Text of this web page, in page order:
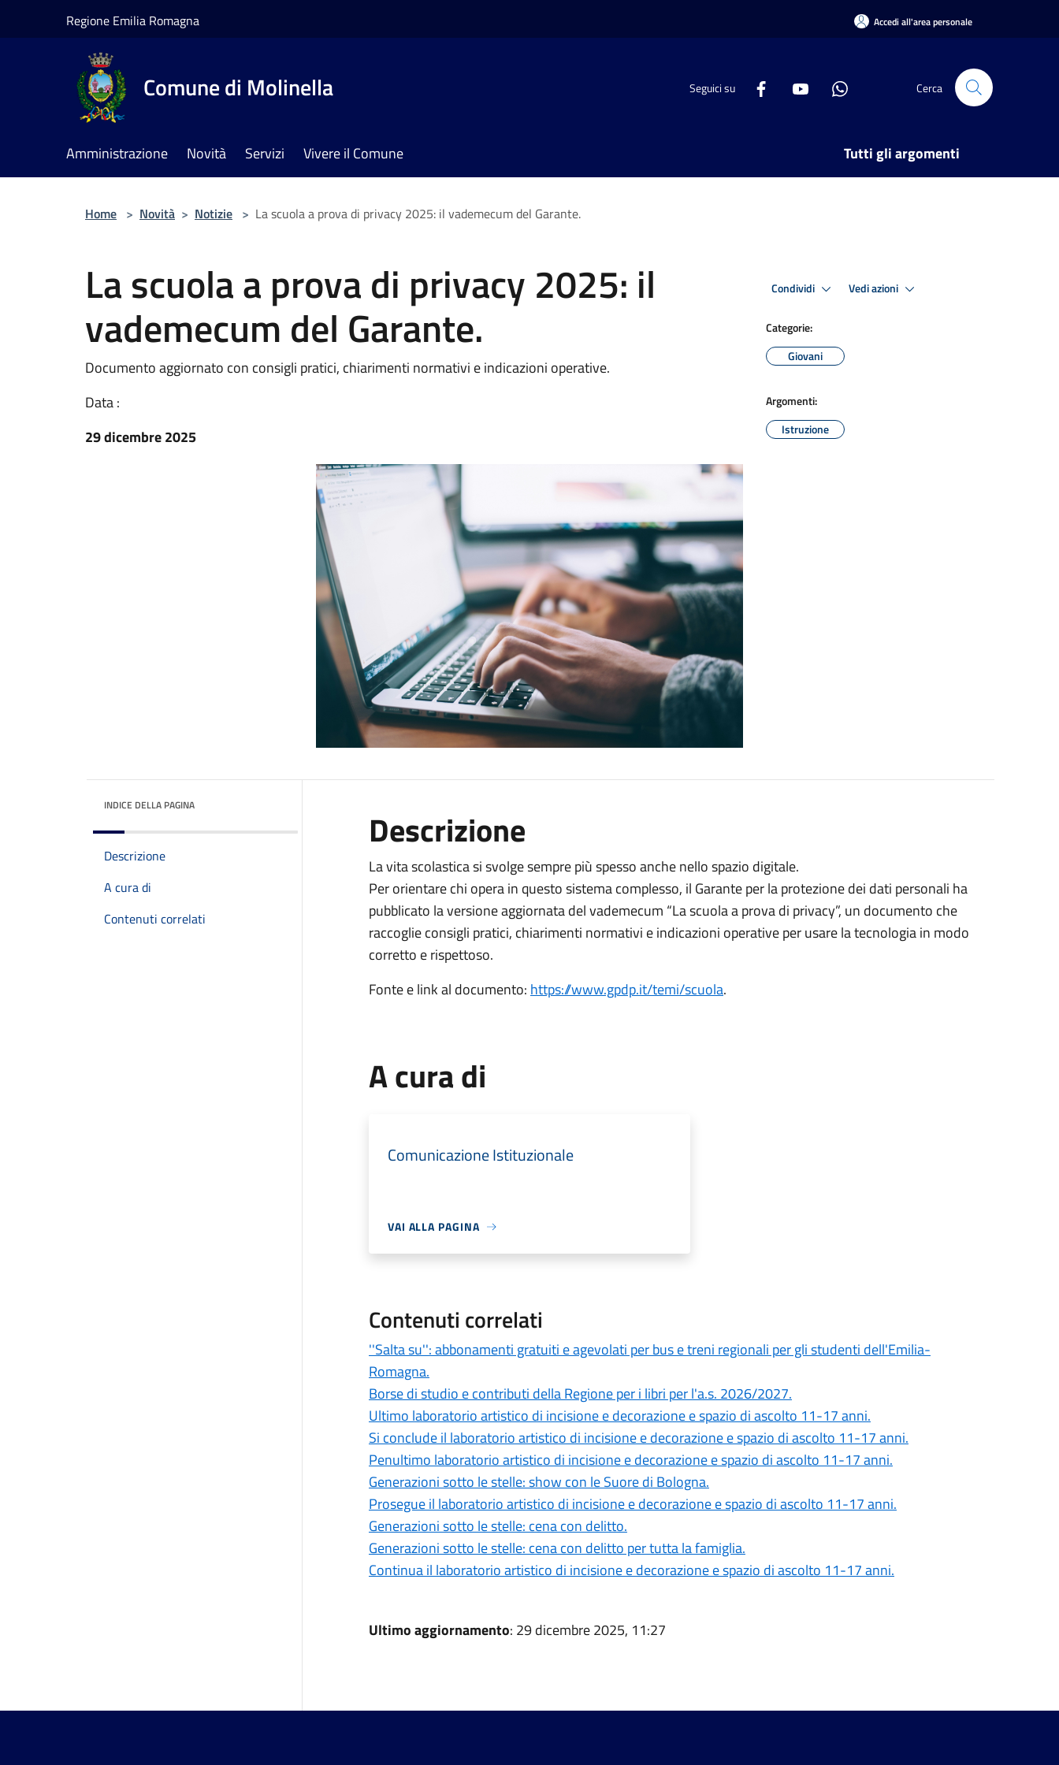
Regione Emilia Romagna Accedi all'area personale
Comune di Molinella Seguici su Cerca
Amministrazione Novità Servizi Vivere il Comune Tutti gli argomenti
Home > Novità > Notizie > La scuola a prova di privacy 2025: il vademecum del Garante.
La scuola a prova di privacy 2025: il
vademecum del Garante.
Documento aggiornato con consigli pratici, chiarimenti normativi e indicazioni operative.
Data :
29 dicembre 2025
Condividi Vedi azioni
Categorie:
Giovani
Argomenti:
Istruzione
INDICE DELLA PAGINA
Descrizione
A cura di
Contenuti correlati
Descrizione
La vita scolastica si svolge sempre più spesso anche nello spazio digitale.
Per orientare chi opera in questo sistema complesso, il Garante per la protezione dei dati personali ha
pubblicato la versione aggiornata del vademecum “La scuola a prova di privacy”, un documento che
raccoglie consigli pratici, chiarimenti normativi e indicazioni operative per usare la tecnologia in modo
corretto e rispettoso.
Fonte e link al documento: https://www.gpdp.it/temi/scuola.
A cura di
Comunicazione Istituzionale
VAI ALLA PAGINA
Contenuti correlati
''Salta su'': abbonamenti gratuiti e agevolati per bus e treni regionali per gli studenti dell'Emilia-
Romagna.
Borse di studio e contributi della Regione per i libri per l'a.s. 2026/2027.
Ultimo laboratorio artistico di incisione e decorazione e spazio di ascolto 11-17 anni.
Si conclude il laboratorio artistico di incisione e decorazione e spazio di ascolto 11-17 anni.
Penultimo laboratorio artistico di incisione e decorazione e spazio di ascolto 11-17 anni.
Generazioni sotto le stelle: show con le Suore di Bologna.
Prosegue il laboratorio artistico di incisione e decorazione e spazio di ascolto 11-17 anni.
Generazioni sotto le stelle: cena con delitto.
Generazioni sotto le stelle: cena con delitto per tutta la famiglia.
Continua il laboratorio artistico di incisione e decorazione e spazio di ascolto 11-17 anni.
Ultimo aggiornamento: 29 dicembre 2025, 11:27